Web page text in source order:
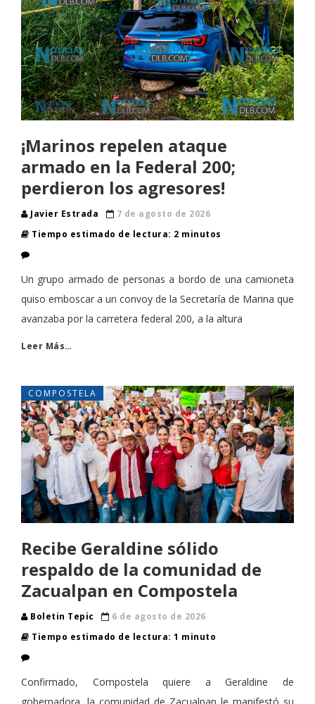
¡Marinos repelen ataque
armado en la Federal 200;
perdieron los agresores!
Javier Estrada
7 de agosto de 2026
Tiempo estimado de lectura: 2 minutos
Un grupo armado de personas a bordo de una camioneta
quiso emboscar a un convoy de la Secretaría de Marina que
avanzaba por la carretera federal 200, a la altura
Leer Más…
COMPOSTELA
Recibe Geraldine sólido
respaldo de la comunidad de
Zacualpan en Compostela
Boletin Tepic
6 de agosto de 2026
Tiempo estimado de lectura: 1 minuto
Confirmado, Compostela quiere a Geraldine de